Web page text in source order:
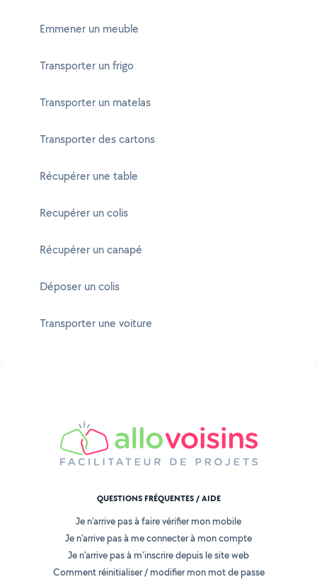
Emmener un meuble
Transporter un frigo
Transporter un matelas
Transporter des cartons
Récupérer une table
Recupérer un colis
Récupérer un canapé
Déposer un colis
Transporter une voiture
QUESTIONS FRÉQUENTES / AIDE
Je n'arrive pas à faire vérifier mon mobile
Je n'arrive pas à me connecter à mon compte
Je n'arrive pas à m'inscrire depuis le site web
Comment réinitialiser / modifier mon mot de passe